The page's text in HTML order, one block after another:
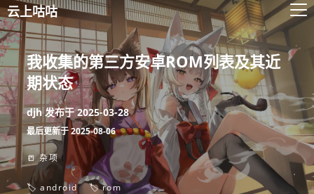
云上咕咕
我收集的第三方安卓ROM列表及其近
期状态
djh 发布于 2025-03-28
最后更新于2025-08-06
📒 杂项
🏷️ android 🏷️ rom